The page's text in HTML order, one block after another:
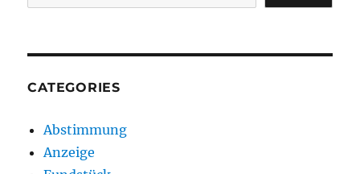
CATEGORIES
Abstimmung
Anzeige